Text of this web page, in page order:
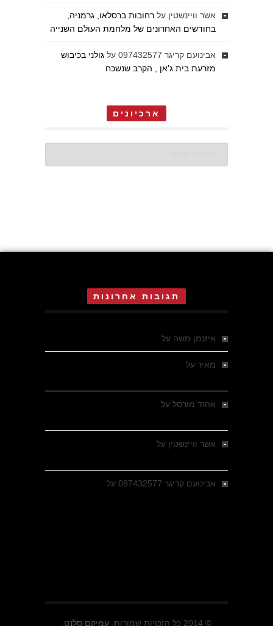
אשר וויינשטין על רחובות ברסלאו, גרמניה,
בחודשים האחרונים של מלחמת העולם השנייה
אבינועם קריגר 097432577 על גולני בכיבוש
מזרעת בית ג'אן , הקרב שנשכח
ארכיונים
תגובות אחרונות
איזנמן משה על
מאיר על
אהוד מורסל על
אשר וויינשטין על
אבינועם קריגר 097432577 על
© 2014 כל הזכויות שמורות. עמיקם סלנט.